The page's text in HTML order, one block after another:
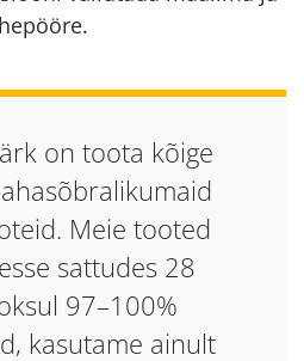
on toota kõige
Meie tooted
sattudes 28
97–100%
kasutame ainult